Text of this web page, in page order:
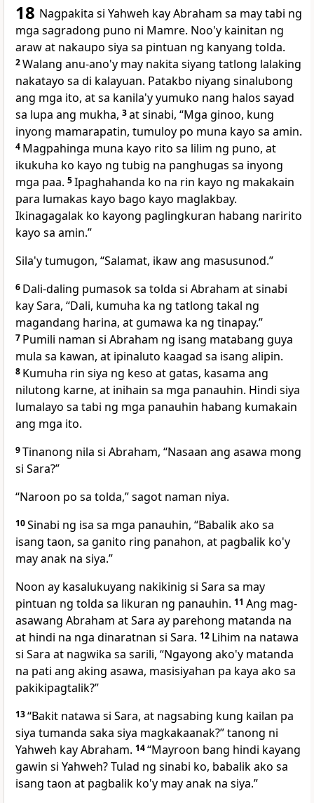
18 Nagpakita si Yahweh kay Abraham sa may tabi ng
mga sagradong puno ni Mamre. Noo'y kainitan ng
araw at nakaupo siya sa pintuan ng kanyang tolda.
2Walang anu-ano'y may nakita siyang tatlong lalaking
nakatayo sa di kalayuan. Patakbo niyang sinalubong
ang mga ito, at sa kanila'y yumuko nang halos sayad
sa lupa ang mukha, 3at sinabi, “Mga ginoo, kung
inyong mamarapatin, tumuloy po muna kayo sa amin.
4 Magpahinga muna kayo rito sa lilim ng puno, at
ikukuha ko kayo ng tubig na panghugas sa inyong
mga paa. 5Ipaghahanda ko na rin kayo ng makakain
para lumakas kayo bago kayo maglakbay.
Ikinagagalak ko kayong paglingkuran habang naririto
kayo sa amin.”
Sila'y tumugon, “Salamat, ikaw ang masusunod.”
6 Dali-daling pumasok sa tolda si Abraham at sinabi
kay Sara, “Dali, kumuha ka ng tatlong takal ng
magandang harina, at gumawa ka ng tinapay.”
7 Pumili naman si Abraham ng isang matabang guya
mula sa kawan, at ipinaluto kaagad sa isang alipin.
8 Kumuha rin siya ng keso at gatas, kasama ang
nilutong karne, at inihain sa mga panauhin. Hindi siya
lumalayo sa tabi ng mga panauhin habang kumakain
ang mga ito.
9Tinanong nila si Abraham, “Nasaan ang asawa mong
si Sara?”
“Naroon po sa tolda,” sagot naman niya.
10Sinabi ng isa sa mga panauhin, “Babalik ako sa
isang taon, sa ganito ring panahon, at pagbalik ko'y
may anak na siya.”
Noon ay kasalukuyang nakikinig si Sara sa may
pintuan ng tolda sa likuran ng panauhin. 11 Ang mag-
asawang Abraham at Sara ay parehong matanda na
at hindi na nga dinaratnan si Sara. 12 Lihim na natawa
si Sara at nagwika sa sarili, “Ngayong ako'y matanda
na pati ang aking asawa, masisiyahan pa kaya ako sa
pakikipagtalik?”
13“Bakit natawa si Sara, at nagsabing kung kailan pa
siya tumanda saka siya magkakaanak?” tanong ni
Yahweh kay Abraham. 14“Mayroon bang hindi kayang
gawin si Yahweh? Tulad ng sinabi ko, babalik ako sa
isang taon at pagbalik ko'y may anak na siya.”